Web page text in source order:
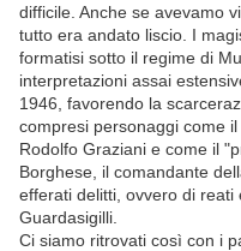
difficile. Anche se avevamo
tutto era andato liscio. I
formatisi sotto il regime di
interpretazioni assai
1946, favorendo la
compresi personaggi come
Rodolfo Graziani e come il
Borghese, il comandante
efferati delitti, ovvero di
Guardasigilli.
Ci siamo ritrovati così con i